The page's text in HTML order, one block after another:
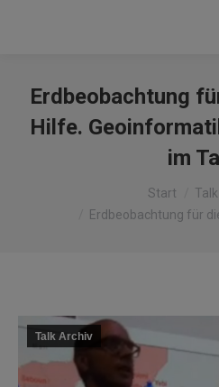
Erdbeobachtung
Hilfe.
im
Sie befinden sich hier:Start
Erdbeobachtung für
Talk Archiv